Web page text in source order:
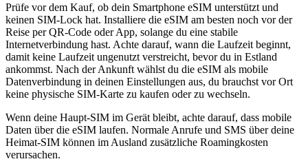
Prüfe vor dem Kauf, ob dein Smartphone eSIM unterstützt und
keinen SIM-Lock hat. Installiere die eSIM am besten noch vor der
Reise per QR-Code oder App, solange du eine stabile
Internetverbindung hast. Achte darauf, wann die Laufzeit beginnt,
damit keine Laufzeit ungenutzt verstreicht, bevor du in Estland
ankommst. Nach der Ankunft wählst du die eSIM als mobile
Datenverbindung in deinen Einstellungen aus, du brauchst vor Ort
keine physische SIM-Karte zu kaufen oder zu wechseln.
Wenn deine Haupt-SIM im Gerät bleibt, achte darauf, dass mobile
Daten über die eSIM laufen. Normale Anrufe und SMS über deine
Heimat-SIM können im Ausland zusätzliche Roamingkosten
verursachen.